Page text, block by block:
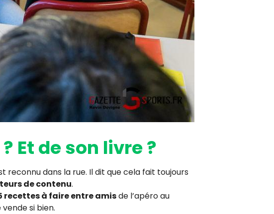
Et de son livre ?
reconnu dans la rue. Il dit que cela fait toujours
de contenu.
recettes à faire entre amisde l’apéro au
si bien.